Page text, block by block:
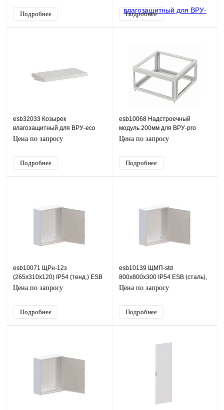
Подробнее Подробнее
esb32033 Козырек
влагозащитный для ВРУ-eco
(Ш3) 700х300x1,0 IP65
Цена по запросу
Подробнее
esb10068 Надстроечный
модуль 200мм для ВРУ-pro
ХХХх800х600/ХХХх600х800
Цена по запросу
Подробнее
esb10071 ЩРн-12з
(265х310х120) IP54 (тенд.) ESB
(сталь), IP54, 310х265х120
Цена по запросу
Подробнее
esb10139 ЩМП-std
800х800х300 IP54 ESB (сталь),
IP54, 800х800х300 (ШхВхГ)
Цена по запросу
Подробнее